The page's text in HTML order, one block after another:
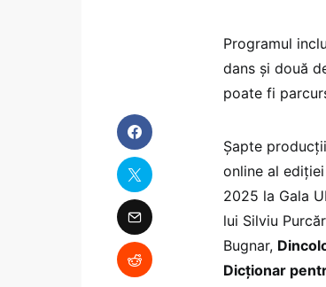
Programul
dans și două
poate fi
Şapte
online al
2025 la Gala
lui Silviu
Bugnar,
Dicţionar